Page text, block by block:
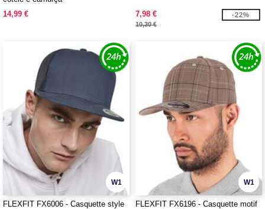
14,99 €
7,98 €
10,30 €
-22%
W1
FLEXFIT FX6006 - Casquette style
W1
FLEXFIT FX6196 - Casquette motif